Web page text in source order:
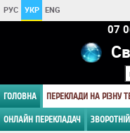
РУС УКР ENG
ГОЛОВНА ПЕРЕКЛАДИ НА РІЗНУ
ОНЛАЙН ПЕРЕКЛАДАЧ